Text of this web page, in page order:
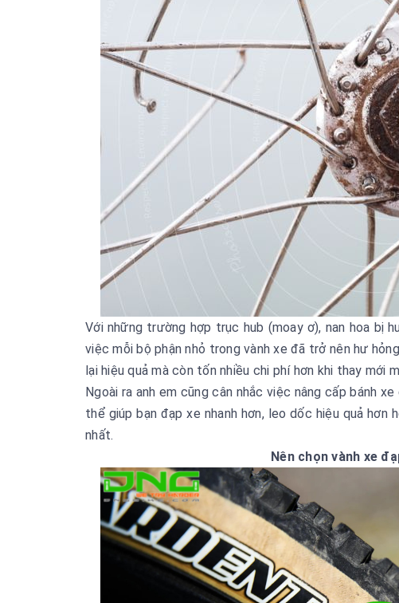
Với những trường hợp trục hub (moay ơ), nan hoa bị
việc mỗi bộ phận nhỏ trong vành xe đã trở nên hư
lại hiệu quả mà còn tốn nhiều chi phí hơn khi thay mới
Ngoài ra anh em cũng cân nhắc việc nâng cấp bánh
thể giúp bạn đạp xe nhanh hơn, leo dốc hiệu quả
nhất.
Nên chọn vành xe